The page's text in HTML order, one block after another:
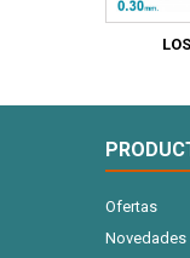
Ofertas
Novedades